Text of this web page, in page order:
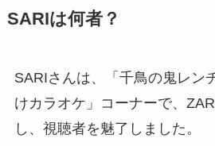
SARIは何者？
SARIさんは、「千鳥の鬼レン
けカラオケ」コーナーで、
し、視聴者を魅了しました。